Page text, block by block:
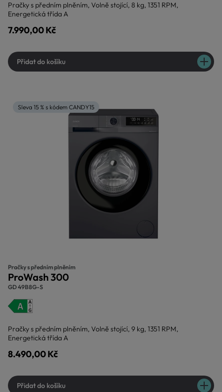
Pračky s předním plněním, Volně stojící, 8 kg, 1351 RPM,
Energetická třída A
7.990,00 Kč
Přidat do košíku
Sleva 15 % s kódem CANDY15
Pračky s předním plněním
ProWash 300
GD 49B8G-S
Pračky s předním plněním, Volně stojící, 9 kg, 1351 RPM,
Energetická třída A
8.490,00 Kč
Přidat do košíku